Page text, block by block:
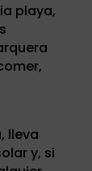
playa,
lleva
y, si